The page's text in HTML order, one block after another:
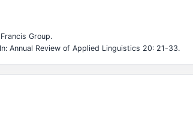
Group.
Annual Review of Applied Linguistics 20: 21-33.